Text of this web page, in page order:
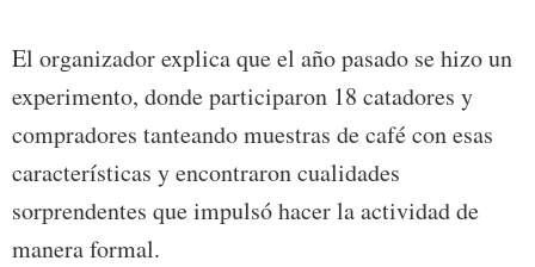
El organizador explica que el año pasado se hizo un
experimento, donde participaron 18 catadores y
compradores tanteando muestras de café con esas
características y encontraron cualidades
sorprendentes que impulsó hacer la actividad de
manera formal.